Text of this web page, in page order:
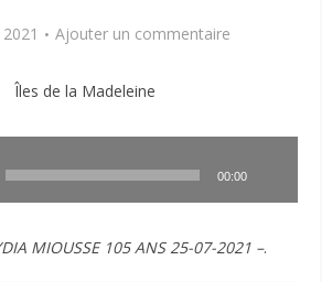
Ajouter un commentaire
Îles de la Madeleine
00:00
MIOUSSE 105 ANS 25-07-2021 –.